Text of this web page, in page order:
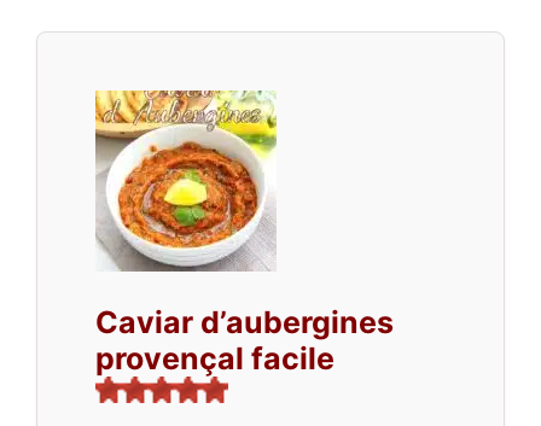
Caviar d’aubergines
provençal facile